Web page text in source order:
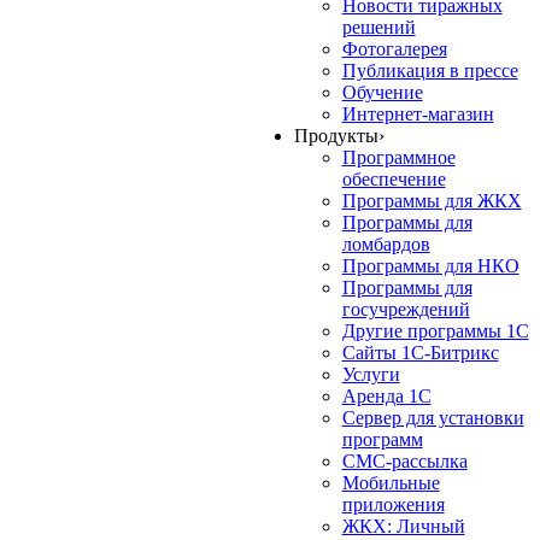
Новости тиражных
решений
Фотогалерея
Публикация в прессе
Обучение
Интернет-магазин
Продукты›
Программное
обеспечение
Программы для ЖКХ
Программы для
ломбардов
Программы для НКО
Программы для
госучреждений
Другие программы 1С
Сайты 1С-Битрикс
Услуги
Аренда 1С
Сервер для установки
программ
СМС-рассылка
Мобильные
приложения
ЖКХ: Личный